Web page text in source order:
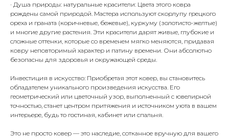
· Душa природы: натуральные красители: Цвета этого ковра
рождены самой природой. Мастера используют скорлупу грецкого
ореха и граната (коричневые, бежевые), куркуму (золотисто-желтые)
и многие другие растения. Эти красители дарят живые, глубокие и
сложные оттенки, которые со временем мягко меняются, придавая
ковру неповторимый характер и патину времени. Они абсолютно
безопасны для здоровья и окружающей среды.
Инвестиция в искусство: Приобретая этот ковер, вы становитесь
обладателем уникального произведения искусства. Его
геометрический или цветочный узор, выполненный с ювелирной
точностью, станет центром притяжения и источником уюта в вашем
интерьере, будь то гостиная, кабинет или спальня.
Это не просто ковер — это наследие, сотканное вручную для вашего